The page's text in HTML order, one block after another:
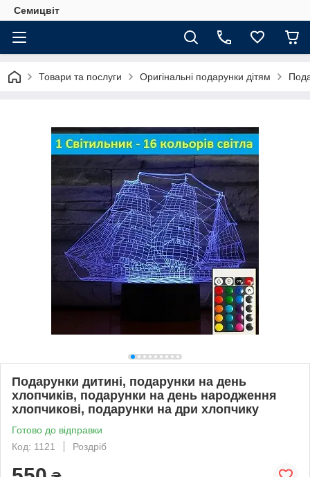
Семицвіт
Товари та послуги Оригінальні подарунки дітям
Подарунки дитині, подарунки на день
хлопчиків, подарунки на день народження
хлопчикові, подарунки на дри хлопчику
Готово до відправки
Код: 1121
Роздріб